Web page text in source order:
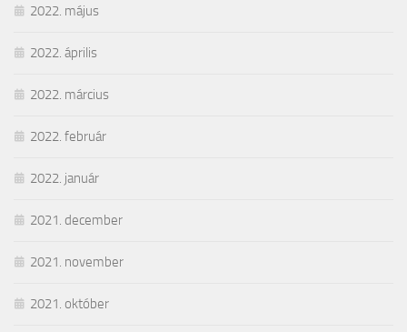
2022. május
2022. április
2022. március
2022. február
2022. január
2021. december
2021. november
2021. október